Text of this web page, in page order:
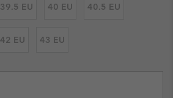
39.5 EU 40 EU 40.5 EU
42 EU 43 EU